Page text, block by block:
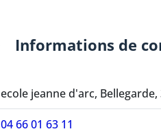
Informations de
ecole jeanne d'arc, Bellegarde,
04 66 01 63 11